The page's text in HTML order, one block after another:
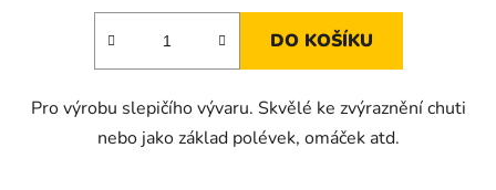
DO KOŠÍKU
Pro výrobu slepičího vývaru. Skvělé ke zvýraznění chuti
nebo jako základ polévek, omáček atd.